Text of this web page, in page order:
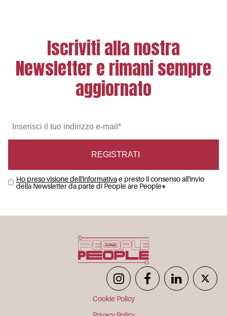
Iscriviti alla nostra
Newsletter e rimani sempre
aggiornato
Ho preso visione dell'informativae presto il consenso all'invio
della Newsletter da parte di People are People*
Cookie Policy